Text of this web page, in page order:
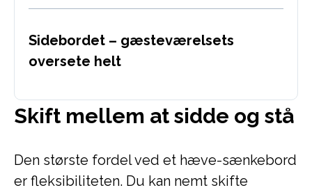
Sidebordet – gæsteværelsets
oversete helt
Skift mellem at sidde og stå
Den største fordel ved et hæve-sænkebord
er fleksibiliteten. Du kan nemt skifte